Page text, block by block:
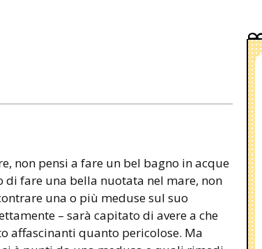
non pensi a fare un bel bagno in acque
di fare una bella nuotata nel mare, non
una o più meduse sul suo
– sarà capitato di avere a che
affascinanti quanto pericolose. Ma